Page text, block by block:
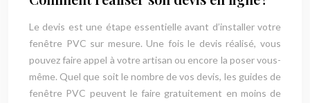
Le devis est une étape essentielle avant d’installer votre
fenêtre PVC sur mesure. Une fois le devis réalisé, vous
pouvez faire appel à votre artisan ou encore la poser vous-
même. Quel que soit le nombre de vos devis, les guides de
fenêtre PVC peuvent le faire gratuitement en moins de